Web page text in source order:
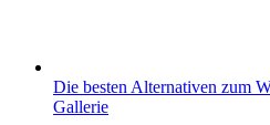
Die besten Alternativen zum
Gallerie